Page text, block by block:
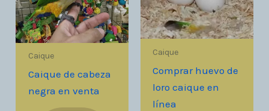
Caique
Caique de cabeza
negra en venta
Caique
Comprar huevo de
loro caique en
línea